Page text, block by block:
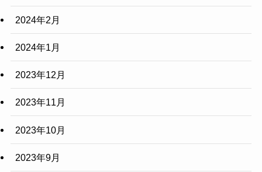
2024年2月
2024年1月
2023年12月
2023年11月
2023年10月
2023年9月